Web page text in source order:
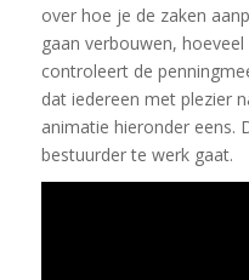
over hoe je de zaken
gaan verbouwen,
controleert de
dat iedereen met plezier
animatie hieronder eens.
bestuurder te werk gaat.